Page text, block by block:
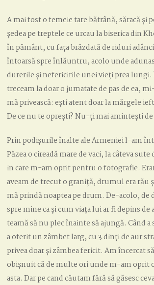
A mai fost o femeie tare bătrână, săracă și
ședea pe treptele ce urcau la biserica din
în pământ, cu fața brăzdată de riduri
întoarsă spre înlăuntru, acolo unde
durerile și nefericirile unei vieți prea lungi.
treceam la doar o jumatate de pas de ea,
mă privească: ești atent doar la mărgele
De ce nu te oprești? Nu-ți mai amintești
Prin podișurile înalte ale Armeniei l-am
Păzea o cireadă mare de vaci, la câteva
in care m-am oprit pentru o fotografie.
aveam de trecut o graniță, drumul era rău
mă prindă noaptea pe drum. De-acolo, de
spre mine ca și cum viața lui ar fi depins de
teamă să nu plec înainte să ajungă. Când
a oferit un zâmbet larg, cu 3 dinți de aur
privea doar și zâmbea fericit. Am încercat
obișnuit că de multe ori unde m-am oprit
asta. Dar pe cand căutam fără să găsesc